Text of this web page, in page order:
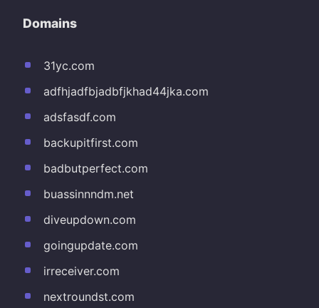
Domains
31yc.com
adfhjadfbjadbfjkhad44jka.com
adsfasdf.com
backupitfirst.com
badbutperfect.com
buassinnndm.net
diveupdown.com
goingupdate.com
irreceiver.com
nextroundst.com